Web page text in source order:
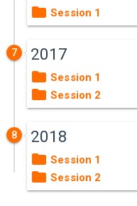
Session 1
7 2017
Session 1
Session 2
8 2018
Session 1
Session 2